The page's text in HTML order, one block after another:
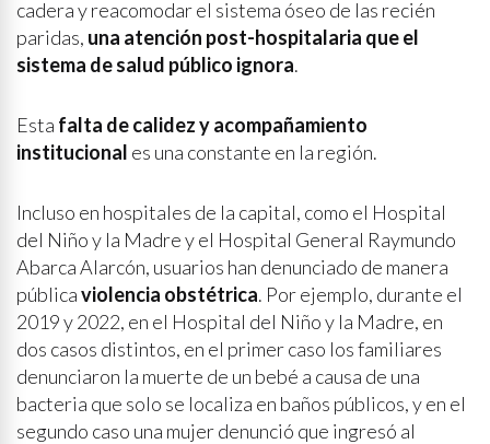
cadera y reacomodar el sistema óseo de las recién
paridas, una atención post-hospitalaria que el
sistema de salud público ignora.
Esta falta de calidez y acompañamiento
institucional es una constante en la región.
Incluso en hospitales de la capital, como el Hospital
del Niño y la Madre y el Hospital General Raymundo
Abarca Alarcón, usuarios han denunciado de manera
públicaviolencia obstétrica. Por ejemplo, durante el
2019 y 2022, en el Hospital del Niño y la Madre, en
dos casos distintos, en el primer caso los familiares
denunciaron la muerte de un bebé a causa de una
bacteria que solo se localiza en baños públicos, y en el
segundo caso una mujer denunció que ingresó al